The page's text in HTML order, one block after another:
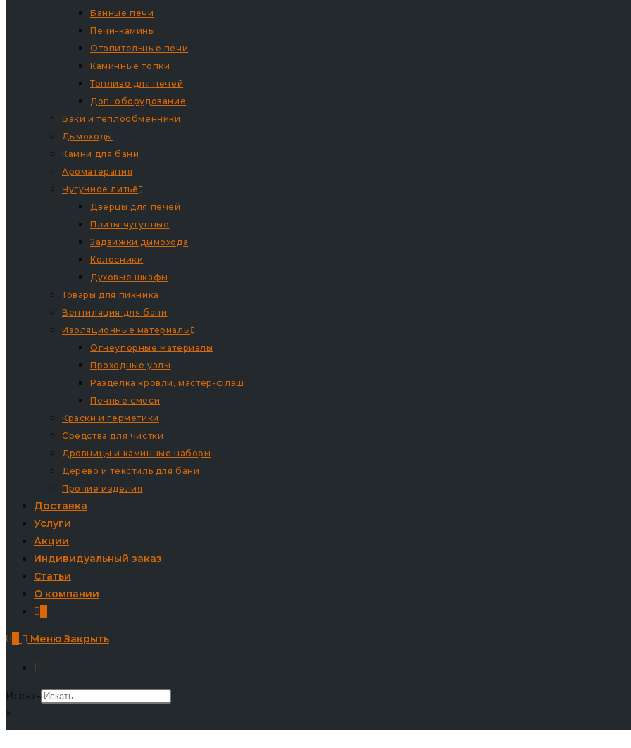
Банные печи
Печи-камины
Отопительные печи
Каминные топки
Топливо для печей
Доп. оборудование
Баки и теплообменники
Дымоходы
Камни для бани
Ароматерапия
Чугунное литьё
Дверцы для печей
Плиты чугунные
Задвижки дымохода
Колосники
Духовые шкафы
Товары для пикника
Вентиляция для бани
Изоляционные материалы
Огнеупорные материалы
Проходные узлы
Разделка кровли, мастер-флэш
Печные смеси
Краски и герметики
Средства для чистки
Дровницы и каминные наборы
Дерево и текстиль для бани
Прочие изделия
Доставка
Услуги
Акции
Индивидуальный заказ
Статьи
О компании
Меню Закрыть
Искать
×